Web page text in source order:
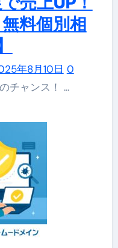
料個別相
年8月10日 0
チャンス！ …